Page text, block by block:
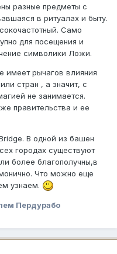
разные предметы с
в ритуалах и быту.
Само
для посещения и
символики Ложи.
имеет рычагов влияния
стран , а значит, с
не занимается.
правительства и ее
В одной из башен
городах существуют
более благополучны,в
Что можно еще
узнаем.
Пердурабо